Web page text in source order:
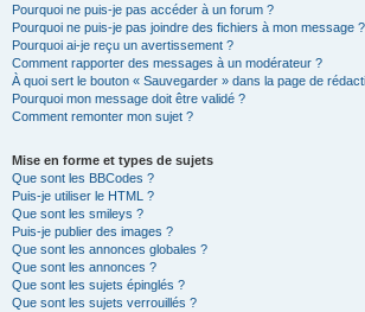
Pourquoi ne puis-je pas accéder à un forum ?
Pourquoi ne puis-je pas joindre des fichiers à mon message ?
Pourquoi ai-je reçu un avertissement ?
Comment rapporter des messages à un modérateur ?
À quoi sert le bouton « Sauvegarder » dans la page de
Pourquoi mon message doit être validé ?
Comment remonter mon sujet ?
Mise en forme et types de sujets
Que sont les BBCodes ?
Puis-je utiliser le HTML ?
Que sont les smileys ?
Puis-je publier des images ?
Que sont les annonces globales ?
Que sont les annonces ?
Que sont les sujets épinglés ?
Que sont les sujets verrouillés ?